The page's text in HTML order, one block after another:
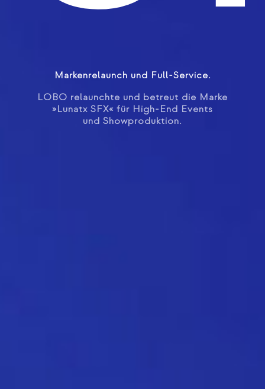
Markenrelaunch und Full-Service.
LOBO relaunchte und betreut die Marke
»Lunatx SFX« für High-End Events
und Showproduktion.